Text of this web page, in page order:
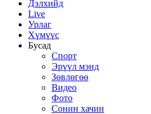
Дэлхийд
Live
Урлаг
Хүмүүс
Бусад
Спорт
Эрүүл мэнд
Зөвлөгөө
Видео
Фото
Сонин хачин